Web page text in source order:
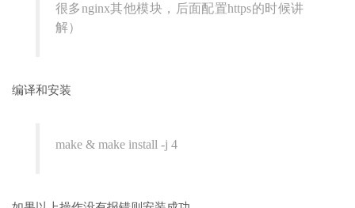
很多nginx其他模块，后面配置https的时候讲
解）
编译和安装
make & make install -j 4